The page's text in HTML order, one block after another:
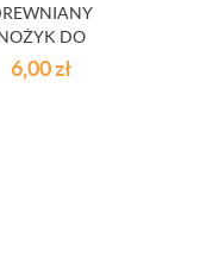
DO
MASŁA
6,00zł